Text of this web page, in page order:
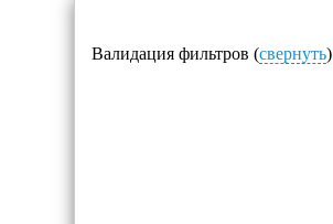
Валидация фильтров (свернуть)